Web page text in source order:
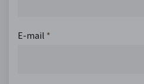
E-mail *